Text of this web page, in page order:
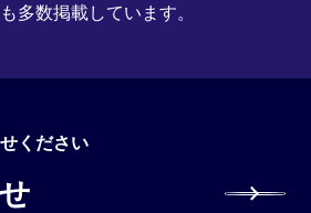
多数掲載しています。
ください